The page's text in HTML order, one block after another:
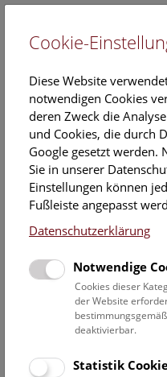
Hier finden Sie die
Tages. Für mehr
9. August 2026
So 9.8.
Cookie-
Diese Website
notwendigen Cookies
deren Zweck die
und Cookies, die durch
Google gesetzt werden.
Sie in unserer
Einstellungen können
Fußleiste angepasst
Datenschutzerklärung
Notwendige
Cookies dieser
der Website
deaktivierbar.
Statistik